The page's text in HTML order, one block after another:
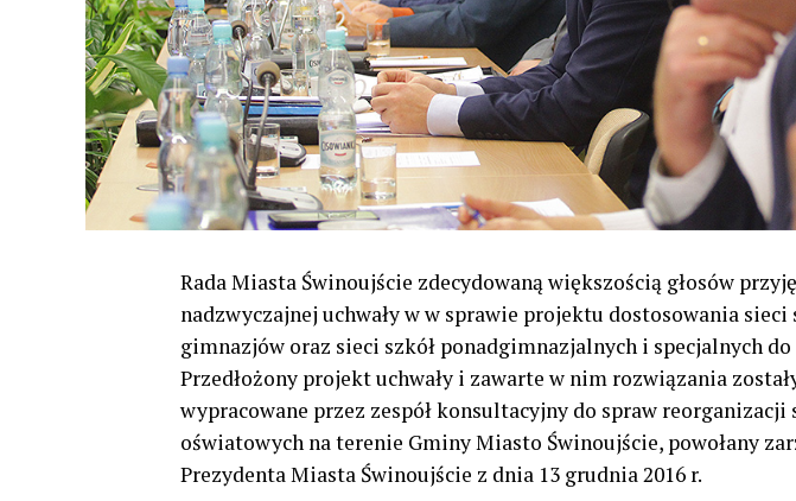
Rada Miasta Świnoujście zdecydowaną większością głosów
nadzwyczajnej uchwały w w sprawie projektu dostosowania sieci
gimnazjów oraz sieci szkół ponadgimnazjalnych i specjalnych
Przedłożony projekt uchwały i zawarte w nim rozwiązania
wypracowane przez zespół konsultacyjny do spraw reorganizacji
oświatowych na terenie Gminy Miasto Świnoujście, powołany
Prezydenta Miasta Świnoujście z dnia 13 grudnia 2016 r.